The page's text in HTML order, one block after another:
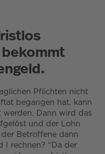
Pflichten nicht
begangen hat, kann
Dann wird das
und der Lohn
Betroffene dann
I rechnen? “Da der